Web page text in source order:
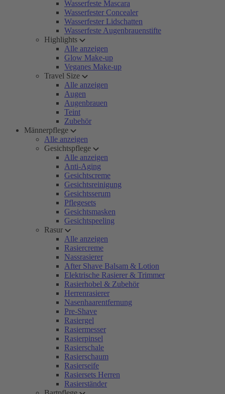
Wasserfeste Mascara
Wasserfester Concealer
Wasserfester Lidschatten
Wasserfeste Augenbrauenstifte
Highlights
Alle anzeigen
Glow Make-up
Veganes Make-up
Travel Size
Alle anzeigen
Augen
Augenbrauen
Teint
Zubehör
Männerpflege
Alle anzeigen
Gesichtspflege
Alle anzeigen
Anti-Aging
Gesichtscreme
Gesichtsreinigung
Gesichtsserum
Pflegesets
Gesichtsmasken
Gesichtspeeling
Rasur
Alle anzeigen
Rasiercreme
Nassrasierer
After Shave Balsam & Lotion
Elektrische Rasierer & Trimmer
Rasierhobel & Zubehör
Herrenrasierer
Nasenhaarentfernung
Pre-Shave
Rasiergel
Rasiermesser
Rasierpinsel
Rasierschale
Rasierschaum
Rasierseife
Rasiersets Herren
Rasierständer